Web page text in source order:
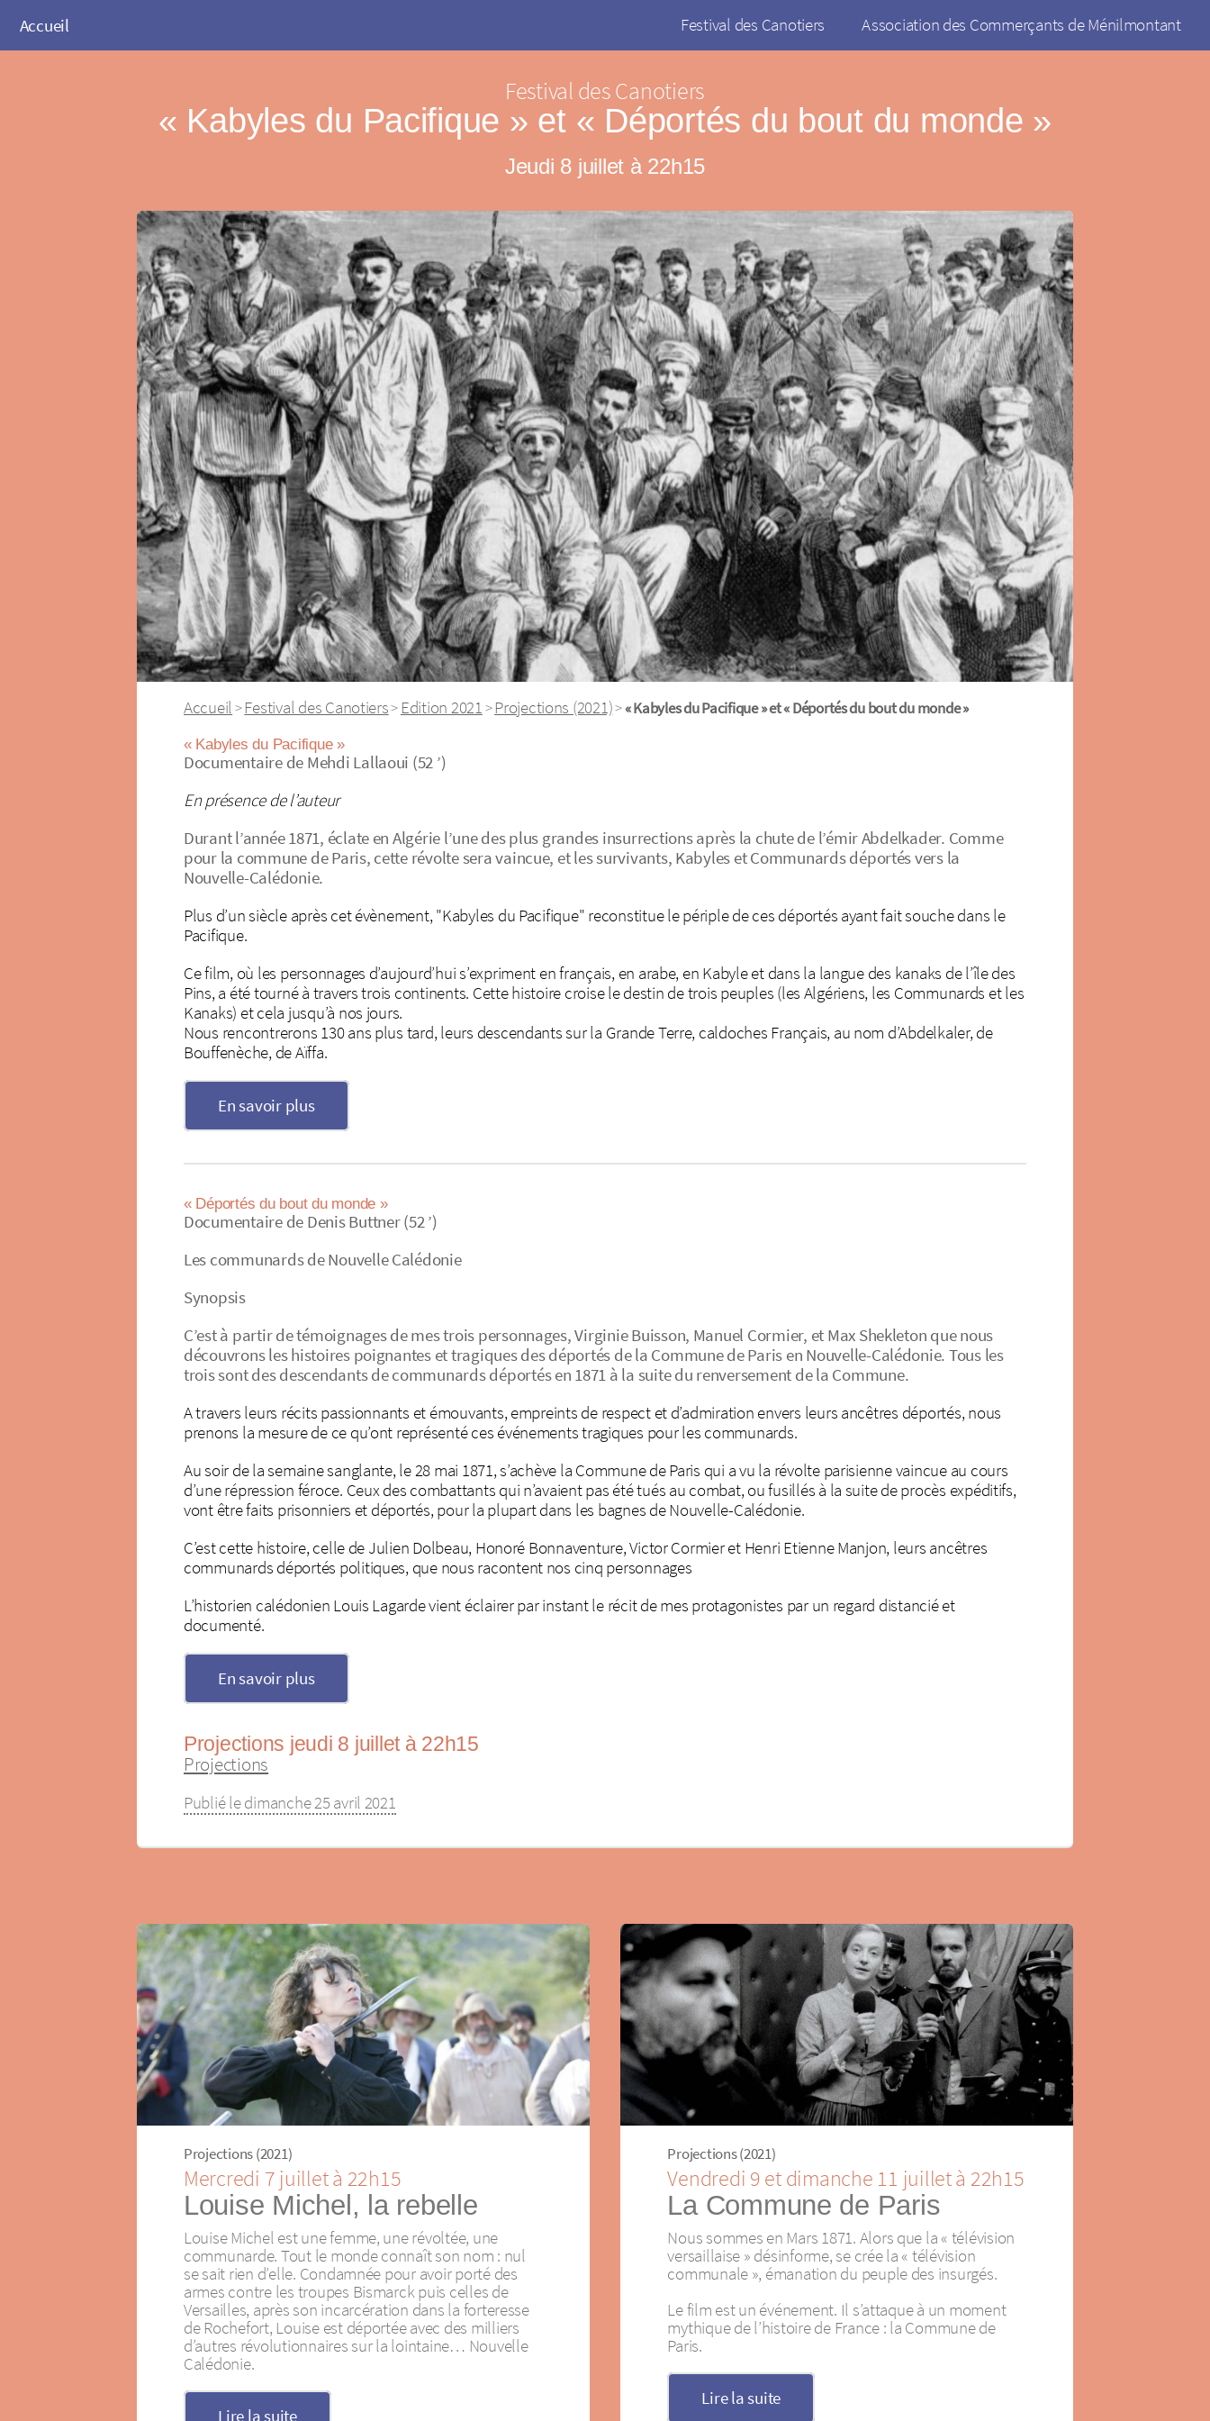
Accueil Festival des Canotiers Association des Commerçants de Ménilmontant
Festival des Canotiers
« Kabyles du Pacifique » et « Déportés du bout du monde »
Jeudi 8 juillet à 22h15
Accueil >Festival des Canotiers>Edition 2021 >Projections (2021)>« Kabyles du Pacifique » et « Déportés du bout du monde »
« Kabyles du Pacifique »
Documentaire de Mehdi Lallaoui (52 ’)
En présence de l’auteur
Durant l’année 1871, éclate en Algérie l’une des plus grandes insurrections après la chute de l’émir Abdelkader. Comme
pour la commune de Paris, cette révolte sera vaincue, et les survivants, Kabyles et Communards déportés vers la
Nouvelle-Calédonie.
Plus d’un siècle après cet évènement, "Kabyles du Pacifique" reconstitue le périple de ces déportés ayant fait souche dans le
Pacifique.
Ce film, où les personnages d’aujourd’hui s’expriment en français, en arabe, en Kabyle et dans la langue des kanaks de l’île des
Pins, a été tourné à travers trois continents. Cette histoire croise le destin de trois peuples (les Algériens, les Communards et les
Kanaks) et cela jusqu’à nos jours.
Nous rencontrerons 130 ans plus tard, leurs descendants sur la Grande Terre, caldoches Français, au nom d’Abdelkaler, de
Bouffenèche, de Aïffa.
En savoir plus
« Déportés du bout du monde »
Documentaire de Denis Buttner (52 ’)
Les communards de Nouvelle Calédonie
Synopsis
C’est à partir de témoignages de mes trois personnages, Virginie Buisson, Manuel Cormier, et Max Shekleton que nous
découvrons les histoires poignantes et tragiques des déportés de la Commune de Paris en Nouvelle-Calédonie. Tous les
trois sont des descendants de communards déportés en 1871 à la suite du renversement de la Commune.
A travers leurs récits passionnants et émouvants, empreints de respect et d’admiration envers leurs ancêtres déportés, nous
prenons la mesure de ce qu’ont représenté ces événements tragiques pour les communards.
Au soir de la semaine sanglante, le 28 mai 1871, s’achève la Commune de Paris qui a vu la révolte parisienne vaincue au cours
d’une répression féroce. Ceux des combattants qui n’avaient pas été tués au combat, ou fusillés à la suite de procès expéditifs,
vont être faits prisonniers et déportés, pour la plupart dans les bagnes de Nouvelle-Calédonie.
C’est cette histoire, celle de Julien Dolbeau, Honoré Bonnaventure, Victor Cormier et Henri Etienne Manjon, leurs ancêtres
communards déportés politiques, que nous racontent nos cinq personnages
L’historien calédonien Louis Lagarde vient éclairer par instant le récit de mes protagonistes par un regard distancié et
documenté.
En savoir plus
Projections jeudi 8 juillet à 22h15
Projections
Publié le dimanche 25 avril 2021
Projections (2021)
Mercredi 7 juillet à 22h15
Louise Michel, la rebelle
Louise Michel est une femme, une révoltée, une
communarde. Tout le monde connaît son nom : nul
se sait rien d’elle. Condamnée pour avoir porté des
armes contre les troupes Bismarck puis celles de
Versailles, après son incarcération dans la forteresse
de Rochefort, Louise est déportée avec des milliers
d’autres révolutionnaires sur la lointaine… Nouvelle
Calédonie.
Lire la suite
Projections (2021)
Vendredi 9 et dimanche 11 juillet à 22h15
La Commune de Paris
Nous sommes en Mars 1871. Alors que la « télévision
versaillaise » désinforme, se crée la « télévision
communale », émanation du peuple des insurgés.
Le film est un événement. Il s’attaque à un moment
mythique de l’histoire de France : la Commune de
Paris.
Lire la suite